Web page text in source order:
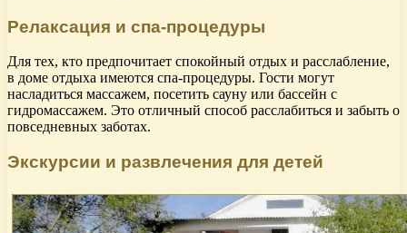
Релаксация и спа-процедуры
Для тех, кто предпочитает спокойный отдых и расслабление,
в доме отдыха имеются спа-процедуры. Гости могут
насладиться массажем, посетить сауну или бассейн с
гидромассажем. Это отличный способ расслабиться и забыть о
повседневных заботах.
Экскурсии и развлечения для детей